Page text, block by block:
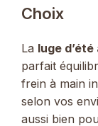
Choix
La luge
parfait
frein à main
selon vos
aussi bien